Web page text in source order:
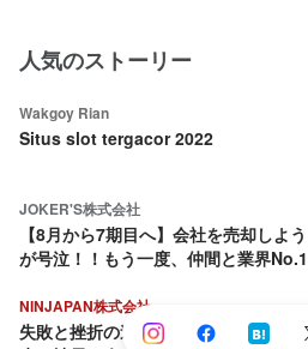
人気のストーリー
Wakgoy Rian
Situs slot tergacor 2022
JOKER'S株式会社
【8月から7期目へ】会社を売却しよ
が号泣！！もう一度、仲間と業界
NINJAPAN株式会社
失敗と挫折の連続から這い上がり続け